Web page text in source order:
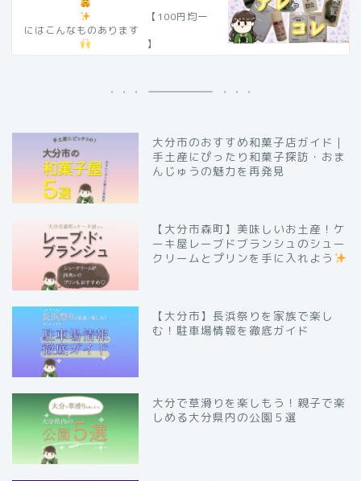
【100円均一
にはこんなものあります
】
大分市のおすすめ和菓子店ガイド｜
手土産にぴったり和菓子探訪・おま
んじゅうの魅力を再発見
【大分市森町】美味しいお土産！ケ
ーキ屋レーブドブランシュのシュー
クリームとプリンを手に入れよう
【大分市】長浜祭りを家族で楽し
む！駐車場情報を徹底ガイド
大分で草滑りを楽しもう！親子で楽
しめる大分県内の公園５選